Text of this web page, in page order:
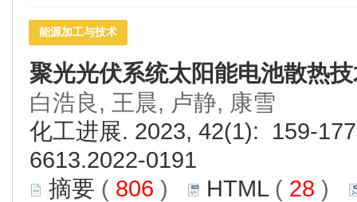
能源加工与技术
聚光光伏系统太阳能电池散热
白浩良, 王晨, 卢静, 康雪
化工进展. 2023, 42(1): 159-
6613.2022-0191
摘要 ( 806 ) HTML( 28 )